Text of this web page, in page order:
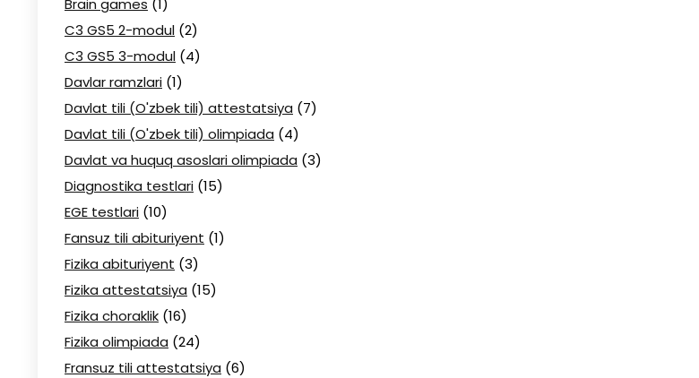
Brain games (1)
C3 GS5 2-modul (2)
C3 GS5 3-modul (4)
Davlar ramzlari (1)
Davlat tili (O'zbek tili) attestatsiya (7)
Davlat tili (O'zbek tili) olimpiada (4)
Davlat va huquq asoslari olimpiada (3)
Diagnostika testlari (15)
EGE testlari (10)
Fansuz tili abituriyent (1)
Fizika abituriyent (3)
Fizika attestatsiya (15)
Fizika choraklik (16)
Fizika olimpiada (24)
Fransuz tili attestatsiya (6)